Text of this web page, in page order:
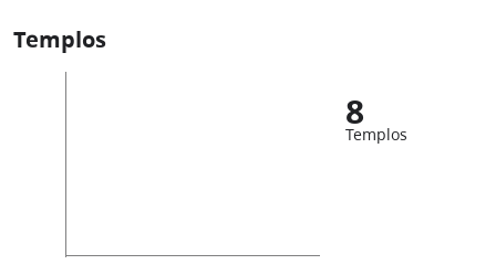
Templos
8
Templos